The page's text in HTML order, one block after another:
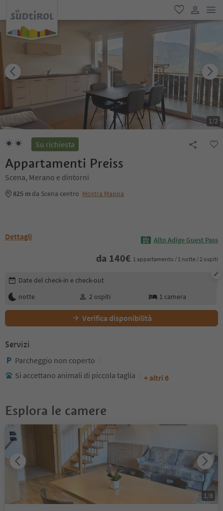
favoriti
user link
1/2
Su richiesta
Appartamenti Preiss
Scena, Merano e dintorni
825 m da Scena centro Mostra Mappa
Dettagli Alto Adige Guest Pass
da 140€ 1 appartamento / 1 notte / 2 ospiti
Modifica i dettagli della prenotazione
Date del check-in e check-out
notte
2 ospiti 1 camera
Verifica disponibilità
Servizi
Parcheggio non coperto
Si accettano animali di piccola taglia
+ altri 6
Esplora le camere
1 /8